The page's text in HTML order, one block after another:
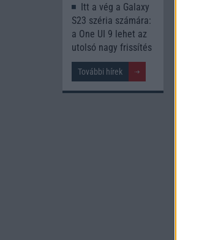
Itt a vég a Galaxy
S23 széria számára:
a One UI 9 lehet az
utolsó nagy frissítés
További hírek